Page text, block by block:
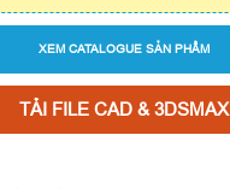
XEM CATALOGUE SẢN PHẨM
TẢI FILE CAD & 3DSMAX